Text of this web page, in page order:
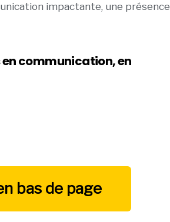
impactante, une présence
en communication, en
bas de page